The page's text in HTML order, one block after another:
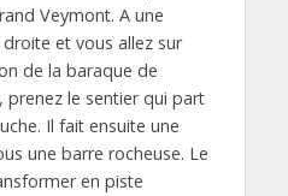
Veymont. A une
et vous allez sur
de la baraque de
prenez le sentier qui part
Il fait ensuite une
une barre rocheuse. Le
en piste